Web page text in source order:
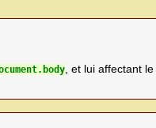
, et lui affectant